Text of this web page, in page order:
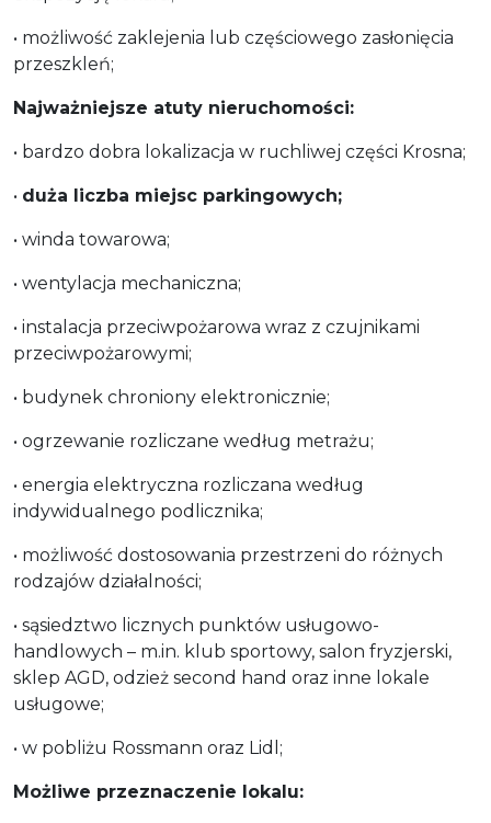
• możliwość zaklejenia lub częściowego zasłonięcia
przeszkleń;
Najważniejsze atuty nieruchomości:
• bardzo dobra lokalizacja w ruchliwej części Krosna;
• duża liczba miejsc parkingowych;
• winda towarowa;
• wentylacja mechaniczna;
• instalacja przeciwpożarowa wraz z czujnikami
przeciwpożarowymi;
• budynek chroniony elektronicznie;
• ogrzewanie rozliczane według metrażu;
• energia elektryczna rozliczana według
indywidualnego podlicznika;
• możliwość dostosowania przestrzeni do różnych
rodzajów działalności;
• sąsiedztwo licznych punktów usługowo-
handlowych – m.in. klub sportowy, salon fryzjerski,
sklep AGD, odzież second hand oraz inne lokale
usługowe;
• w pobliżu Rossmann oraz Lidl;
Możliwe przeznaczenie lokalu: